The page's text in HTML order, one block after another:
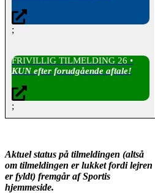
;
FRIVILLIG TILMELDING 26 •
KUN efter forudgående aftale!
;
Aktuel status på tilmeldingen (altså
om tilmeldingen er lukket fordi lejren
er fyldt) fremgår af Sportis
hjemmeside.